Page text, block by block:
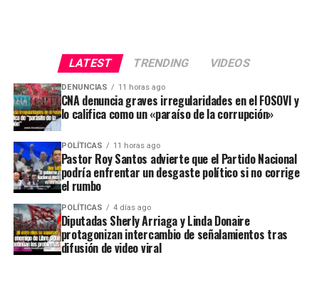
LATEST TRENDING VIDEOS
DENUNCIAS 11 horas ago
CNA denuncia graves irregularidades en el FOSOVI y
lo califica como un «paraíso de la corrupción»
POLÍTICAS 11 horas ago
Pastor Roy Santos advierte que el Partido Nacional
podría enfrentar un desgaste político si no corrige
el rumbo
POLÍTICAS 4 días ago
Diputadas Sherly Arriaga y Linda Donaire
protagonizan intercambio de señalamientos tras
difusión de video viral